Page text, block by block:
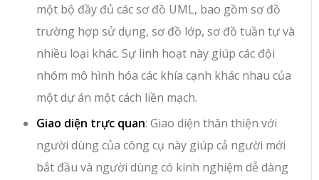
một bộ đầy đủ các sơ đồ UML, bao gồm sơ đồ
trường hợp sử dụng, sơ đồ lớp, sơ đồ tuần tự và
nhiều loại khác. Sự linh hoạt này giúp các đội
nhóm mô hình hóa các khía cạnh khác nhau của
một dự án một cách liền mạch.
Giao diện trực quan: Giao diện thân thiện với
người dùng của công cụ này giúp cả người mới
bắt đầu và người dùng có kinh nghiệm dễ dàng